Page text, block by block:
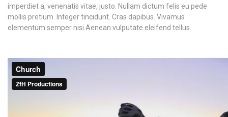
imperdiet a, venenatis vitae, justo. Nullam dictum felis eu pede
mollis pretium. Integer tincidunt. Cras dapibus. Vivamus
elementum semper nisi.Aenean vulputate eleifend tellus.